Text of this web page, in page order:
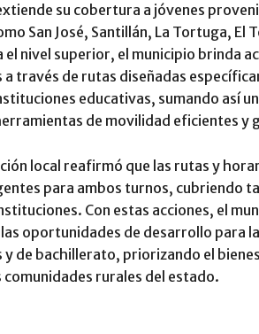
su cobertura a jóvenes
San José, Santillán, La Tortuga, El
el nivel superior, el municipio brinda
través de rutas diseñadas
educativas, sumando así
de movilidad eficientes y
local reafirmó que las rutas y
para ambos turnos, cubriendo
Con estas acciones, el
oportunidades de desarrollo para
de bachillerato, priorizando el
comunidades rurales del estado.